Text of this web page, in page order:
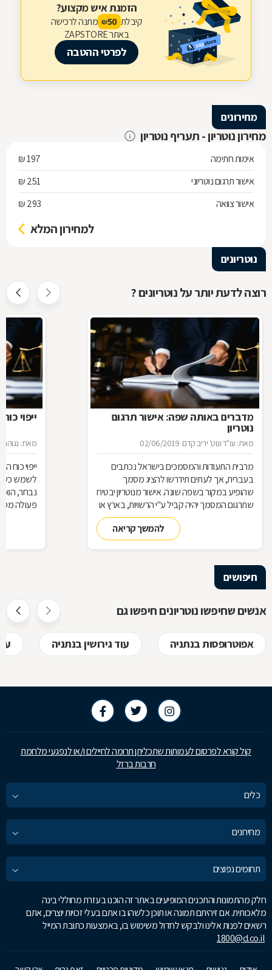
הזמנת איש מקצוע?
קיבלת 50
₪ מתנה לרכישה
באתר ZAPSTORE
לפרטי ההטבה
מחירונים
מחירון נוטריון - תעריף נוטריון
אימות חתימה
197 ₪
אישור תרגום נוטריוני
251 ₪
אישור צוואה
293 ₪
למחירון המלא
נוטריונים
רוצה לדעת יותר על נוטריונים ?
מדברים באותה שפה: אישור תרגום
נוטריון
מאת: עו"ד ונוט' יריב קדם 02/06/2019
מרבית התעודות והמסמכים בישראל נכתבים
בעברית, אך לעתים תידרשו להציג מסמך
שהופיע במקור בשפה שונה. אישור מנוטריון יבטיח
שתרגום המסמך יהיה קביל ע"י הרשויות, בארץ או
להמשך קריאה
ייפוי
מאת: נגוהה
ייפוי
לשמש
נבחר, הוא
פעולה
חוזר,
לקבל,
בשמכם
חיפושים
אנשים שחיפשו נוטריונים חיפשו גם
אפוטרופסות בנתניה עוד גירושין בנתניה
קול קורא לפרסום לעמותות שתכליתן תרומה לחיילים ו/או לנפגעי מלחמת
חרבות ברזל
כלים
מחירונים
תחומים נפוצים
חלק מהתמונות והתכנים המופיעים באתר זה הוכנו בעזרת מחוללי בינה
מלאכותית. אם זיהיתם תמונה או תוכן כלשהו בו אתם בעלי זכויות יוצרים, אתם
רשאים לפנות אלינו ולבקש לחדול משימוש בו, באמצעות כתובת המייל
1800@d.co.il